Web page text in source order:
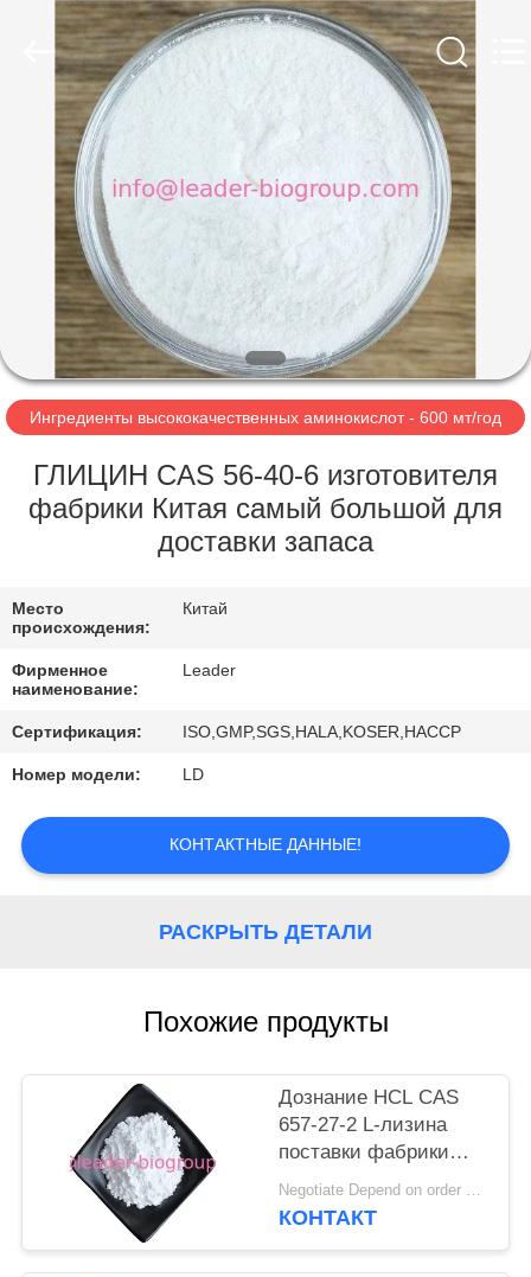
ДОМОЙ
ПРОДУКТЫ
НАС
ЭКСКУРСИЯ
ПО
ЗАВОДУ
КОНТРОЛЬ
СВЯЖИТЕСЬ
С
НАМИ
НОВОСТИ
КАРТА
УЕДИНЕНИЯ
Biochemical
Reserved.
Developed
Ингредиенты высококачественных аминокислот - 600 мт/год
ГЛИЦИН CAS 56-40-6 изготовителя
фабрики Китая самый большой для
доставки запаса
Место
происхождения:
Китай
Фирменное
наименование:
Leader
Сертификация: ISO,GMP,SGS,HALA,KOSER,HACCP
Номер модели: LD
КОНТАКТНЫЕ ДАННЫЕ!
РАСКРЫТЬ ДЕТАЛИ
Похожие продукты
Дознание HCL CAS
657-27-2 L-лизина
поставки фабрики
изготовителя Китая
самое большое:
Negotiate Depend on order quantity MOQ:25kg
КОНТАКТ